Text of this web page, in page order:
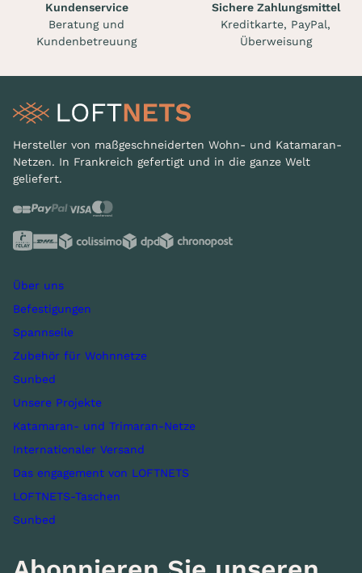
Kundenservice
Beratung und
Kundenbetreuung
Sichere Zahlungsmittel
Kreditkarte, PayPal,
Überweisung
Hersteller von maßgeschneiderten Wohn- und Katamaran-
Netzen. In Frankreich gefertigt und in die ganze Welt
geliefert.
Über uns
Befestigungen
Spannseile
Zubehör für Wohnnetze
Sunbed
Unsere Projekte
Katamaran- und Trimaran-Netze
Internationaler Versand
Das engagement von LOFTNETS
LOFTNETS-Taschen
Sunbed